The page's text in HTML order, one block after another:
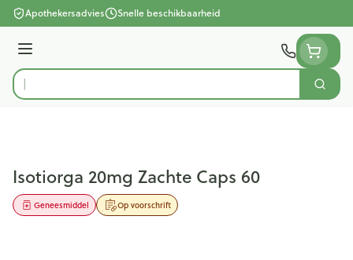
Ga naar de inhoud
Apothekersadvies Snelle beschikbaarheid
Menu
Product, merk, categorie...
Zoek
Isotiorga 20mg Zachte Caps 60
Op voorschrift
Geneesmiddel